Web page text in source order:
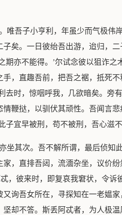
唯吾子小亨利，年虽少而气极伟
矣。一日彼绐吾出游，迨归，
期亦不能得。’尔试念彼以狙诈
，直趣吾前，把吾之裾，抵死
去时，惊咽呼我，几欲暗矣。旁
鞭挞，以驯伏其顽性。吾闻言
宜早被刑，苟不被刑，吾心滋
坐其次。吾不解所谓，最后侦
，直排吾闼，流湎杂坐，议价
，彼来时，即复哀我窘状，令
询吾女所在，寻探知在一老媪
却不答。斯丢阿忒者，为人极